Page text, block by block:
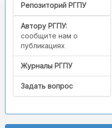
Репозиторий РГПУ
Автору РГПУ:
сообщите нам о
публикациях
Журналы РГПУ
Задать вопрос